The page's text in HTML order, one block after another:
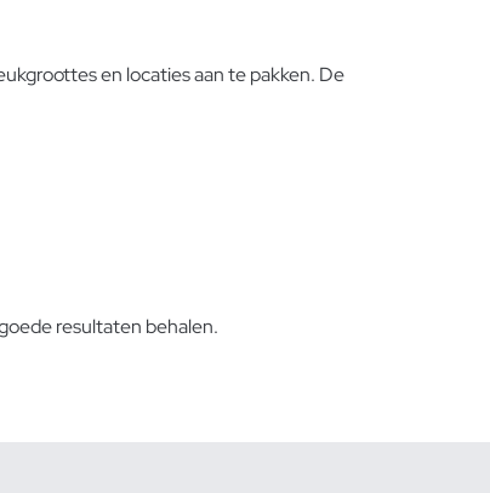
en locaties aan te pakken. De
resultaten behalen.